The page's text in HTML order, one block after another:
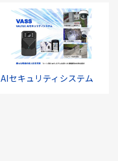
AIセキュリティシステム